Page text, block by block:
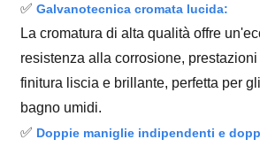
✅Galvanotecnica cromata lucida:
La cromatura di alta qualità offre
resistenza alla corrosione,
finitura liscia e brillante, perfetta per
bagno umidi.
✅ Doppie maniglie indipendenti e